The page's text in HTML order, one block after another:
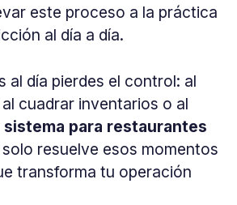
este proceso a la práctica
al día a día.
al día pierdes el control: al
cuadrar inventarios o al
sistema para restaurantes
resuelve esos momentos
transforma tu operación